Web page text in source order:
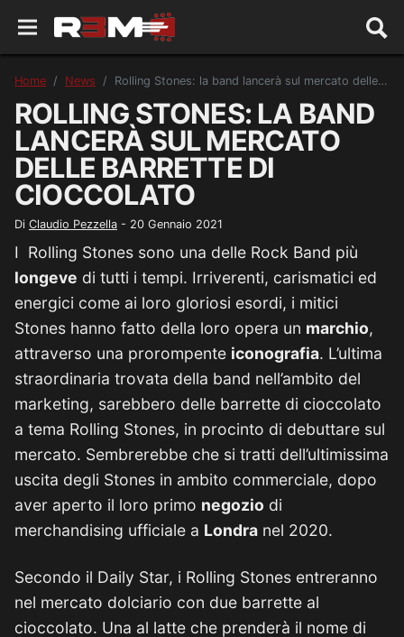
Home News Rolling Stones: la band lancerà sul mercato delle barrette di cioccolato
ROLLING STONES: LA BAND
LANCERÀ SUL MERCATO
DELLE BARRETTE DI
CIOCCOLATO
Di Claudio Pezzella - 20 Gennaio 2021
I Rolling Stones sono una delle Rock Band più
longeve di tutti i tempi. Irriverenti, carismatici ed
energici come ai loro gloriosi esordi, i mitici
Stones hanno fatto della loro opera un marchio,
attraverso una prorompente iconografia. L’ultima
straordinaria trovata della band nell’ambito del
marketing, sarebbero delle barrette di cioccolato
a tema Rolling Stones, in procinto di debuttare sul
mercato. Sembrerebbe che si tratti dell’ultimissima
uscita degli Stones in ambito commerciale, dopo
aver aperto il loro primo negozio di
merchandising ufficiale a Londra nel 2020.
Secondo il Daily Star, i Rolling Stones entreranno
nel mercato dolciario con due barrette al
cioccolato. Una al latte che prenderà il nome di